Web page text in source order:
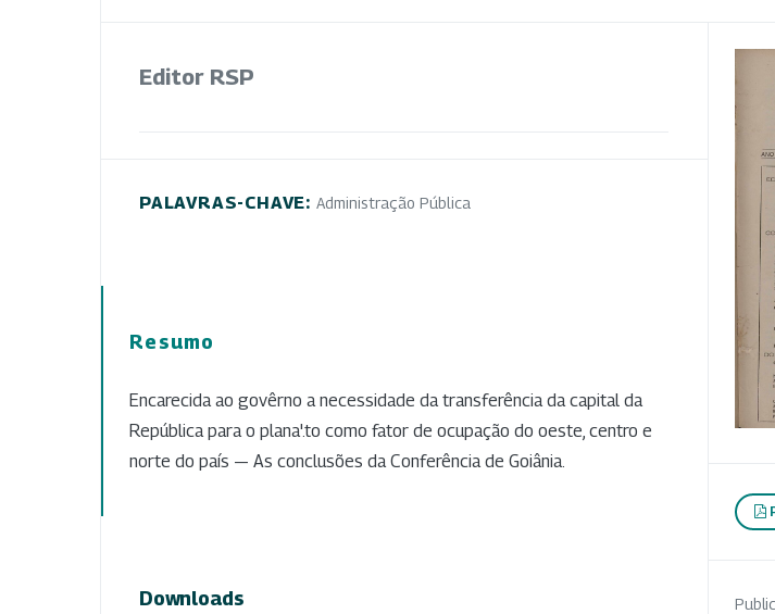
Editor RSP
PALAVRAS-CHAVE: Administração Pública
Resumo
Encarecida ao govêrno a necessidade da transferência da capital da
República para o plana'.to como fator de ocupação do oeste, centro e
norte do país — As conclusões da Conferência de Goiânia.
Downloads